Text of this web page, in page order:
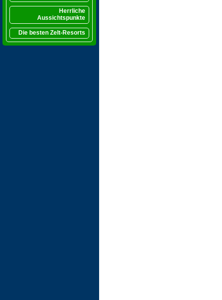
Herrliche
Aussichtspunkte
Die besten Zelt-Resorts